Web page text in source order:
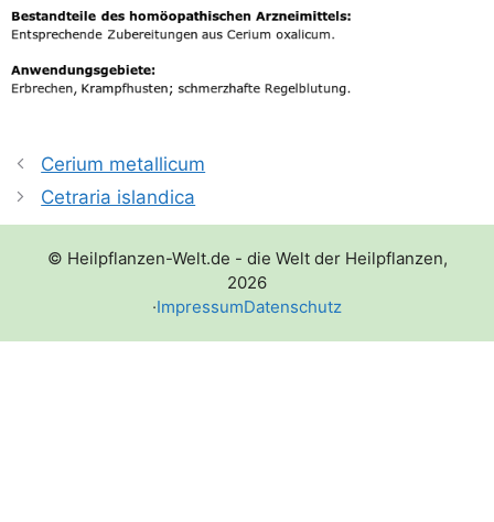
Cerium metallicum
Cetraria islandica
© Heilpflanzen-Welt.de - die Welt der Heilpflanzen,
2026
·ImpressumDatenschutz